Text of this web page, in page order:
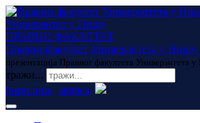
Универзитет у Нишу
ПРАВНИ ФАКУЛТЕТ
Правни факултет Универзитета у Нишу
презентација Правног факултета Универзитета
тражи...
ћирилица latinica